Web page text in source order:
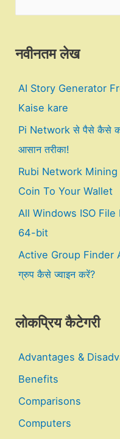
नवीनतम लेख
AI Story Generator
Kaise kare
Pi Network से पैसे कैसे
आसान तरीका!
Rubi Network
Coin To Your Wallet
All Windows ISO
64-bit
Active Group Finder
ग्रुप कैसे ज्वाइन करें?
लोकप्रिय कैटेगरी
Advantages &
Benefits
Comparisons
Computers